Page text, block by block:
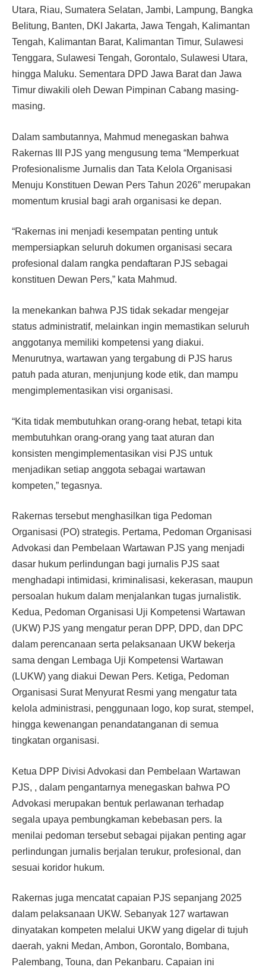
Utara, Riau, Sumatera Selatan, Jambi, Lampung, Bangka
Belitung, Banten, DKI Jakarta, Jawa Tengah, Kalimantan
Tengah, Kalimantan Barat, Kalimantan Timur, Sulawesi
Tenggara, Sulawesi Tengah, Gorontalo, Sulawesi Utara,
hingga Maluku. Sementara DPD Jawa Barat dan Jawa
Timur diwakili oleh Dewan Pimpinan Cabang masing-
masing.
Dalam sambutannya, Mahmud menegaskan bahwa
Rakernas III PJS yang mengusung tema “Memperkuat
Profesionalisme Jurnalis dan Tata Kelola Organisasi
Menuju Konstituen Dewan Pers Tahun 2026” merupakan
momentum krusial bagi arah organisasi ke depan.
“Rakernas ini menjadi kesempatan penting untuk
mempersiapkan seluruh dokumen organisasi secara
profesional dalam rangka pendaftaran PJS sebagai
konstituen Dewan Pers,” kata Mahmud.
Ia menekankan bahwa PJS tidak sekadar mengejar
status administratif, melainkan ingin memastikan seluruh
anggotanya memiliki kompetensi yang diakui.
Menurutnya, wartawan yang tergabung di PJS harus
patuh pada aturan, menjunjung kode etik, dan mampu
mengimplementasikan visi organisasi.
“Kita tidak membutuhkan orang-orang hebat, tetapi kita
membutuhkan orang-orang yang taat aturan dan
konsisten mengimplementasikan visi PJS untuk
menjadikan setiap anggota sebagai wartawan
kompeten,” tegasnya.
Rakernas tersebut menghasilkan tiga Pedoman
Organisasi (PO) strategis. Pertama, Pedoman Organisasi
Advokasi dan Pembelaan Wartawan PJS yang menjadi
dasar hukum perlindungan bagi jurnalis PJS saat
menghadapi intimidasi, kriminalisasi, kekerasan, maupun
persoalan hukum dalam menjalankan tugas jurnalistik.
Kedua, Pedoman Organisasi Uji Kompetensi Wartawan
(UKW) PJS yang mengatur peran DPP, DPD, dan DPC
dalam perencanaan serta pelaksanaan UKW bekerja
sama dengan Lembaga Uji Kompetensi Wartawan
(LUKW) yang diakui Dewan Pers. Ketiga, Pedoman
Organisasi Surat Menyurat Resmi yang mengatur tata
kelola administrasi, penggunaan logo, kop surat, stempel,
hingga kewenangan penandatanganan di semua
tingkatan organisasi.
Ketua DPP Divisi Advokasi dan Pembelaan Wartawan
PJS, , dalam pengantarnya menegaskan bahwa PO
Advokasi merupakan bentuk perlawanan terhadap
segala upaya pembungkaman kebebasan pers. Ia
menilai pedoman tersebut sebagai pijakan penting agar
perlindungan jurnalis berjalan terukur, profesional, dan
sesuai koridor hukum.
Rakernas juga mencatat capaian PJS sepanjang 2025
dalam pelaksanaan UKW. Sebanyak 127 wartawan
dinyatakan kompeten melalui UKW yang digelar di tujuh
daerah, yakni Medan, Ambon, Gorontalo, Bombana,
Palembang, Touna, dan Pekanbaru. Capaian ini